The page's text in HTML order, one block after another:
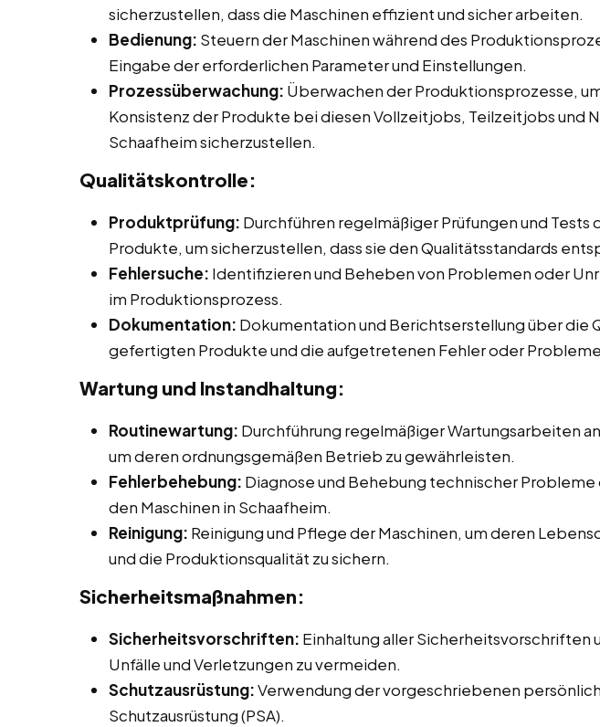
sicherzustellen, dass die Maschinen effizient und sicher arbeiten.
Bedienung: Steuern der Maschinen während des
Eingabe der erforderlichen Parameter und Einstellungen.
Prozessüberwachung: Überwachen der Produktionsprozesse,
Konsistenz der Produkte bei diesen Vollzeitjobs, Teilzeitjobs und
Schaafheim sicherzustellen.
Qualitätskontrolle:
Produktprüfung: Durchführen regelmäßiger Prüfungen und
Produkte, um sicherzustellen, dass sie den Qualitätsstandards
Fehlersuche: Identifizieren und Beheben von Problemen oder
im Produktionsprozess.
Dokumentation: Dokumentation und Berichtserstellung über die
gefertigten Produkte und die aufgetretenen Fehler oder
Wartung und Instandhaltung:
Routinewartung: Durchführung regelmäßiger Wartungsarbeiten
um deren ordnungsgemäßen Betrieb zu gewährleisten.
Fehlerbehebung: Diagnose und Behebung technischer Probleme
den Maschinen in Schaafheim.
Reinigung: Reinigung und Pflege der Maschinen, um deren
und die Produktionsqualität zu sichern.
Sicherheitsmaßnahmen:
Sicherheitsvorschriften: Einhaltung aller Sicherheitsvorschriften
Unfälle und Verletzungen zu vermeiden.
Schutzausrüstung:Verwendung der vorgeschriebenen
Schutzausrüstung (PSA).